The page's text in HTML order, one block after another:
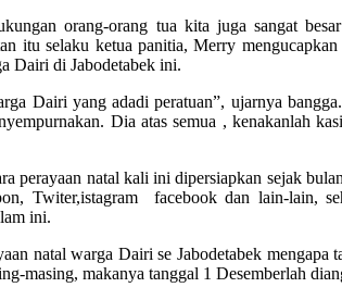
orang-orang tua kita juga sangat
itu selaku ketua panitia, Merry
Dairi di Jabodetabek ini.
Dairi yang adadi peratuan”, ujarnya
Dia atas semua , kenakanlah
perayaan natal kali ini dipersiapkan sejak
Twiter,istagram facebook dan lain-lain,
ini.
natal warga Dairi se Jabodetabek
masing, makanya tanggal 1 Desemberlah